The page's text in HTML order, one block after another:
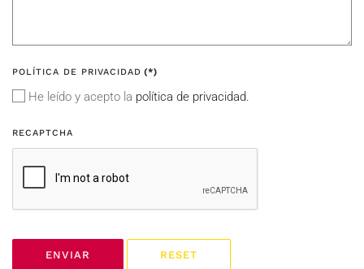
POLÍTICA DE PRIVACIDAD (*)
He leído y acepto la política de privacidad.
RECAPTCHA
ENVIAR RESET